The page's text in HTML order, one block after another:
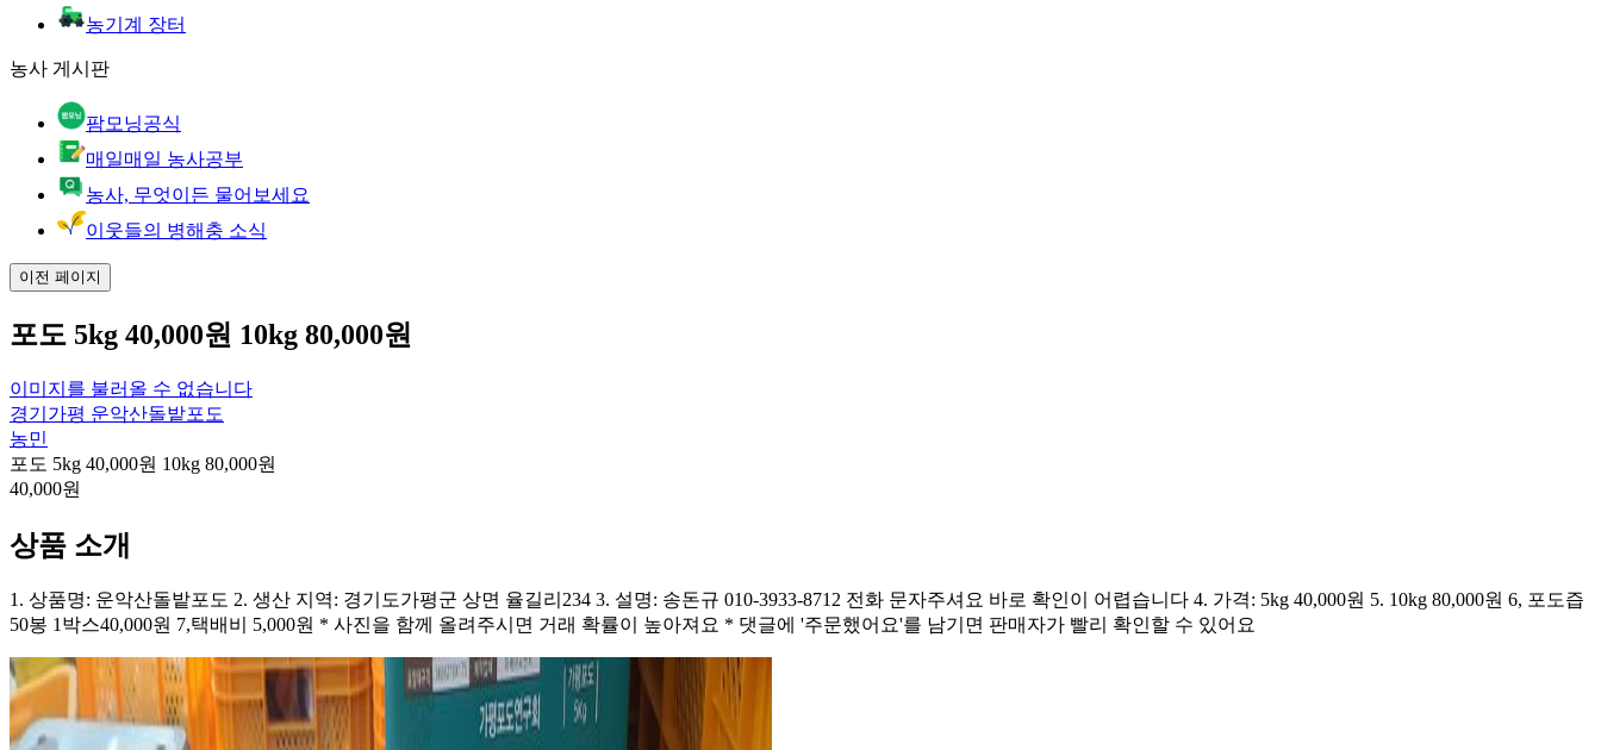
농기계 장터
농사 게시판
팜모닝공식
매일매일 농사공부
농사, 무엇이든 물어보세요
이웃들의 병해충 소식
이전 페이지
포도 5kg 40,000원 10kg 80,000원
이미지를 불러올 수 없습니다
경기가평 운악산돌밭포도
농민
포도 5kg 40,000원 10kg 80,000원
40,000원
상품 소개
1. 상품명: 운악산돌밭포도 2. 생산 지역: 경기도가평군 상면 율길리234 3. 설명: 송돈규 010-3933-8712 전화 문자주셔요 바로 확인이 어렵습니다 4. 가격: 5kg 40,000원 5. 10kg 80,000원 6, 포도즙
50봉 1박스40,000원 7,택배비 5,000원 * 사진을 함께 올려주시면 거래 확률이 높아져요 * 댓글에 '주문했어요'를 남기면 판매자가 빨리 확인할 수 있어요